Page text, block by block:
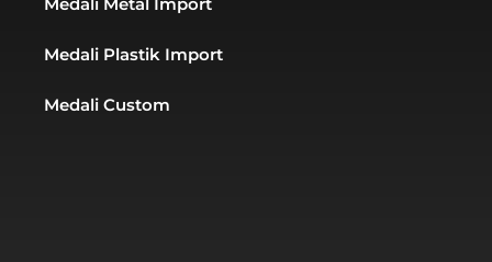
Medali Metal Import
Medali Plastik Import
Medali Custom